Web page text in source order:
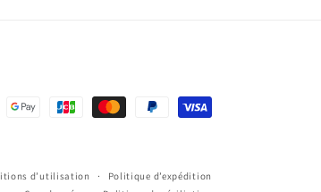
d’utilisation
Politique d’expédition